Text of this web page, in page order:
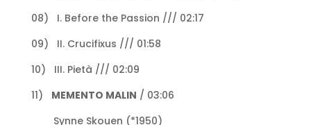
08) I. Before the Passion /// 02:17
09) II. Crucifixus /// 01:58
10) III. Pietà /// 02:09
11) MEMENTO MALIN / 03:06
Synne Skouen (*1950)